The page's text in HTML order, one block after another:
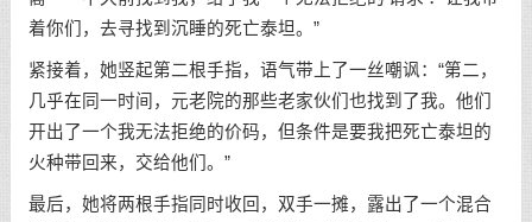
着你们，去寻找到沉睡的死亡泰坦。”
紧接着，她竖起第二根手指，语气带上了一丝嘲讽：“第二，
几乎在同一时间，元老院的那些老家伙们也找到了我。他们
开出了一个我无法拒绝的价码，但条件是要我把死亡泰坦的
火种带回来，交给他们。”
最后，她将两根手指同时收回，双手一摊，露出了一个混合